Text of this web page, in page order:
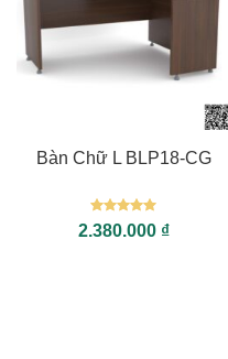
Bàn Chữ L BLP18-CG
Được xếp
hạng55
2.380.000 ₫